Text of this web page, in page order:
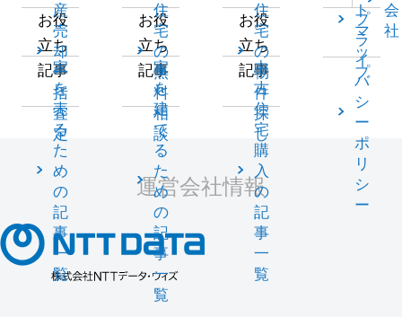
産
売
却
一
括
査
定
お役
立ち
記事
家
を
売
る
た
め
の
記
事
一
覧
住
宅
の
無
料
相
談
お役
立ち
記事
家
を
建
て
る
た
め
の
記
事
一
覧
住
宅
の
物
件
探
し
お役
立ち
記事
中
古
住
宅
購
入
の
記
事
一
覧
ト
マ
ッ
プ
会
社
プ
ラ
イ
バ
シ
ー
ポ
リ
シ
ー
運営会社情報